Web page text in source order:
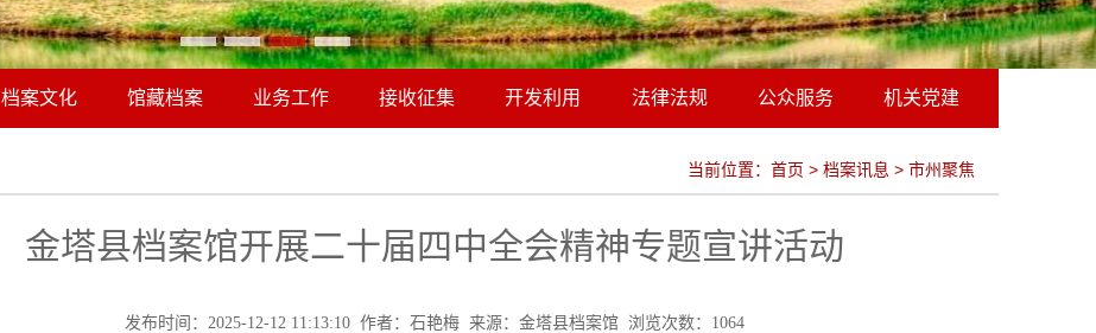
档案文化 馆藏档案 业务工作 接收征集 开发利用 法律法规 公众服务 机关党建
当前位置： 首页 > 档案讯息 > 市州聚焦
金塔县档案馆开展二十届四中全会精神专题宣讲活动
发布时间：2025-12-12 11:13:10 作者：石艳梅 来源：金塔县档案馆 浏览次数： 1064